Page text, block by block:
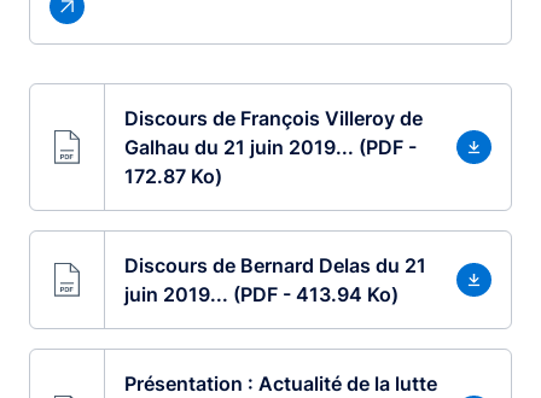
Discours de François Villeroy de
Galhau du 21 juin 2019... (PDF -
172.87 Ko)
Discours de Bernard Delas du 21
juin 2019... (PDF - 413.94 Ko)
Présentation : Actualité de la lutte